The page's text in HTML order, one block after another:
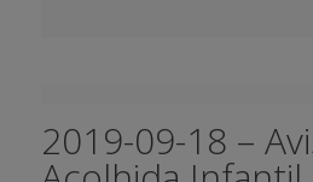
2019-09-18 –